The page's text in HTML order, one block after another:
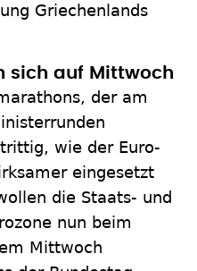
Griechenlands
sich auf Mittwoch
der am
wie der Euro-
eingesetzt
die Staats- und
nun beim
Mittwoch